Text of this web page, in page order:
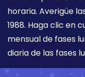
horaria. Averigüe
1988. Haga clic en
mensual de fases
diaria de las fases